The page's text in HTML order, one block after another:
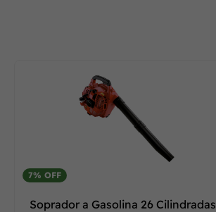
7% OFF
Soprador a Gasolina 26 Cilindradas